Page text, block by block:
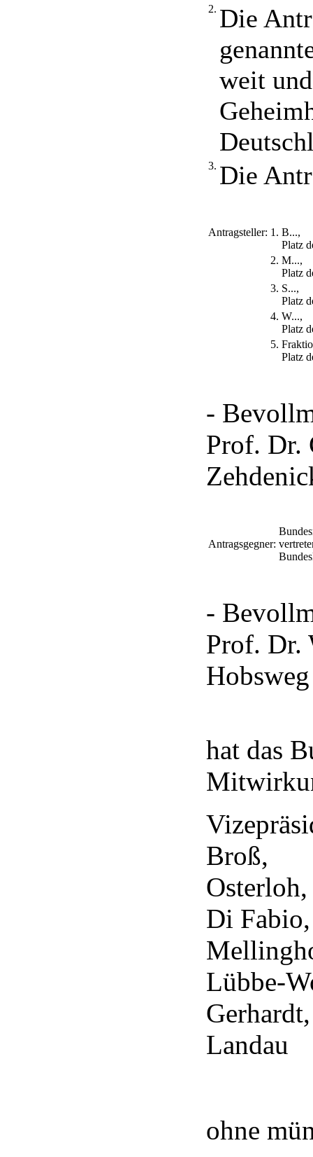
2. Die
weit
3. Die
Antragsteller: 1. B...,
Platz
2. M...,
Platz
3. S...,
Platz
4. W...,
Platz
5.
Platz
-
Prof. Dr.
Antragsgegner:
-
Prof. Dr.
hat das
Broß,
Osterloh,
Di Fabio,
Lübbe-
Gerhardt,
Landau
ohne